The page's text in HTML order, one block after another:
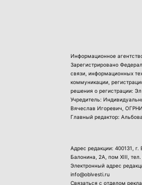
Информационное
Зарегистрировано
связи, информационных
коммуникации,
решения о регистрации:
Учредитель:
Вячеслав Игоревич,
Главный редактор:
Адрес редакции: 400131,
Балонина, 2А, пом XIII, тел.
Электронный адрес
info@oblvesti.ru
Связаться с отделом